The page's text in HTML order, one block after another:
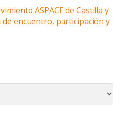
ASPACE de Castilla y
encuentro, participación y